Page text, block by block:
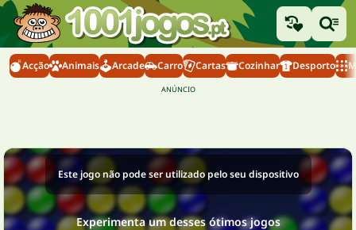
Acção Animais Arcade Carro Cartas Cozinhar Desporto
Este jogo não pode ser utilizado pelo seu dispositivo
Experimenta um desses ótimos jogos